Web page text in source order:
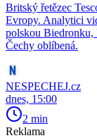
Britský řetězec
Evropy. Analytici
polskou Biedronku,
Čechy oblíbená.
NESPECHEJ.cz
dnes, 15:00
2 min
Reklama